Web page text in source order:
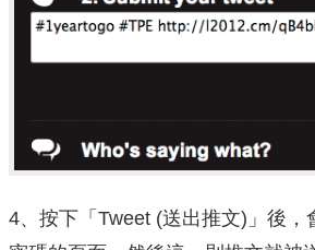
4、按下「Tweet (送出推文)」後，